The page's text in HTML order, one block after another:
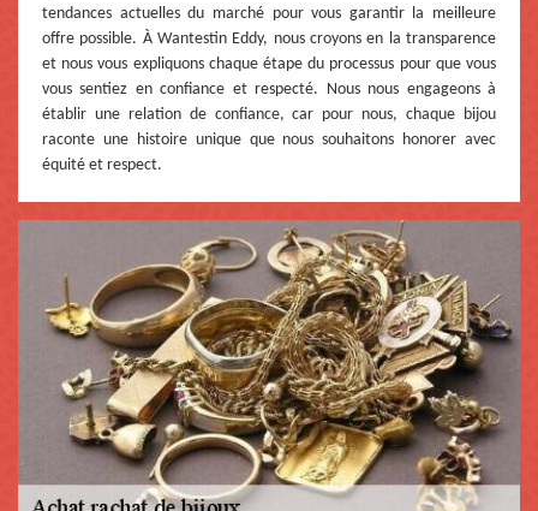
tendances actuelles du marché pour vous garantir la meilleure
offre possible. À Wantestin Eddy, nous croyons en la transparence
et nous vous expliquons chaque étape du processus pour que vous
vous sentiez en confiance et respecté. Nous nous engageons à
établir une relation de confiance, car pour nous, chaque bijou
raconte une histoire unique que nous souhaitons honorer avec
équité et respect.